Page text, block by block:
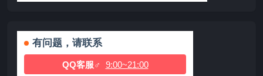
有问题，请联系
QQ客服♂ 9:00~21:00